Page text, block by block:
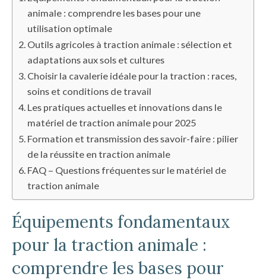
animale : comprendre les bases pour une
utilisation optimale
Outils agricoles à traction animale : sélection et
adaptations aux sols et cultures
Choisir la cavalerie idéale pour la traction : races,
soins et conditions de travail
Les pratiques actuelles et innovations dans le
matériel de traction animale pour 2025
Formation et transmission des savoir-faire : pilier
de la réussite en traction animale
FAQ – Questions fréquentes sur le matériel de
traction animale
Équipements fondamentaux
pour la traction animale :
comprendre les bases pour